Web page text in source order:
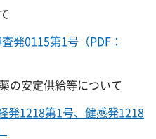
発0115第1号（PDF：
の安定供給等について
発1218第1号、健感発1218